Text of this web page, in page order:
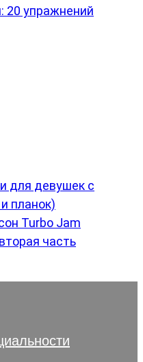
20 упражнений
для девушек с
планок)
часть